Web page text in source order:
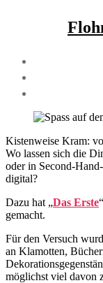
Kistenweise Kram:
Wo lassen sich die
oder in Second-
digital?
Dazu hat „Das Erste
gemacht.
Für den Versuch
an Klamotten,
möglichst viel davon